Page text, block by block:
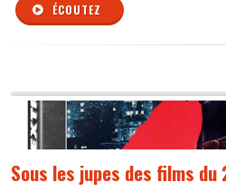
ÉCOUTEZ
Sous les jupes des films du